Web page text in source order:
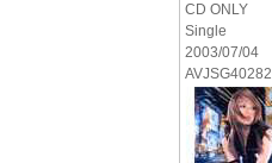
CD ONLY
Single
2003/07/04
AVJSG40282